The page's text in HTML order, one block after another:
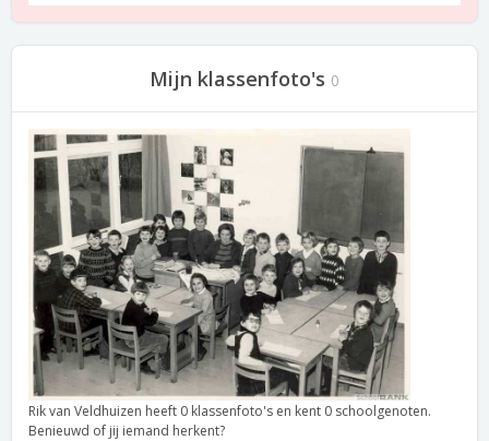
Mijn klassenfoto's 0
Rik van Veldhuizen heeft 0 klassenfoto's en kent 0 schoolgenoten.
Benieuwd of jij iemand herkent?